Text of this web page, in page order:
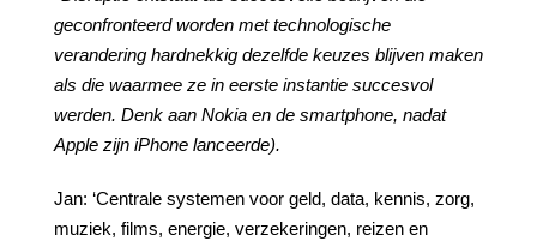
geconfronteerd worden met technologische
verandering hardnekkig dezelfde keuzes blijven maken
als die waarmee ze in eerste instantie succesvol
werden. Denk aan Nokia en de smartphone, nadat
Apple zijn iPhone lanceerde).
Jan: ‘Centrale systemen voor geld, data, kennis, zorg,
muziek, films, energie, verzekeringen, reizen en